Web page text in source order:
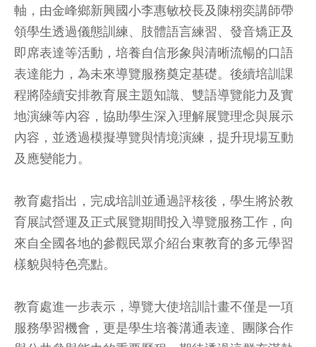
軸，由金峰鄉新興國小李惠敏校長及陳栩奕講師帶
領學生透過儀態訓練、肢體語言練習、發音矯正及
即席表達等活動，培養自信形象與清晰流暢的口語
表達能力，為未來導覽服務奠定基礎。後續培訓課
程將陸續安排教育展主題知識、雙語導覽能力及實
地演練等內容，協助學生深入理解展覽理念與展示
內容，並透過模擬導覽與情境演練，提升現場互動
及應變能力。
教育處指出，完成培訓並通過評核後，學生將於教
育展試營運及正式展覽期間投入導覽服務工作，向
來自全國各地的參觀民眾介紹台東教育的多元學習
樣貌與特色亮點。
教育處進一步表示，導覽大使培訓計畫不僅是一項
服務學習機會，更是學生培養溝通表達、團隊合作